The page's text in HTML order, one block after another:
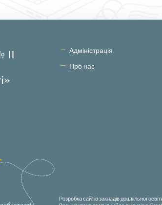
Адміністрація
Про нас
Розробка сайтів закладів дошкільної